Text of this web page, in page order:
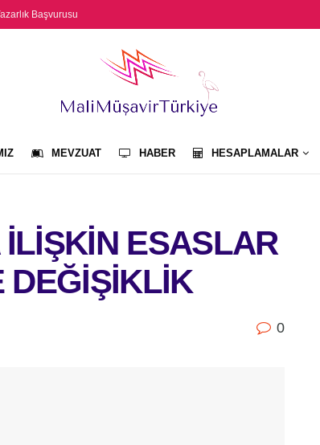
Başvurusu
MEVZUAT HABER HESAPLAMALAR
ESASLAR
DEĞİŞİKLİK
0